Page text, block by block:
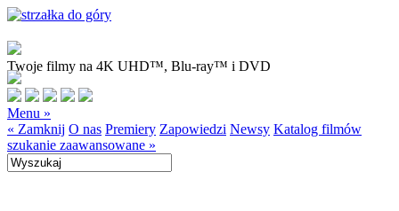
Twoje filmy na 4K UHD™, Blu-ray™ i DVD
Menu »
« Zamknij O nas Premiery Zapowiedzi Newsy Katalog filmów
szukanie zaawansowane »